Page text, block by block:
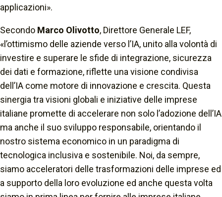
applicazioni».
Secondo Marco Olivotto, Direttore Generale LEF,
«l’ottimismo delle aziende verso l’IA, unito alla volontà di
investire e superare le sfide di integrazione, sicurezza
dei dati e formazione, riflette una visione condivisa
dell’IA come motore di innovazione e crescita. Questa
sinergia tra visioni globali e iniziative delle imprese
italiane promette di accelerare non solo l’adozione dell’IA
ma anche il suo sviluppo responsabile, orientando il
nostro sistema economico in un paradigma di
tecnologica inclusiva e sostenibile. Noi, da sempre,
siamo acceleratori delle trasformazioni delle imprese ed
a supporto della loro evoluzione ed anche questa volta